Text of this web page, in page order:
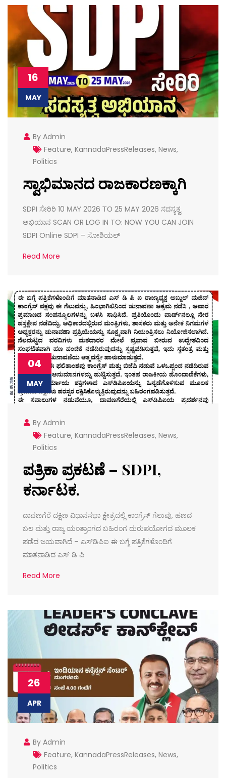
16
MAY
By Admin
Feature, KannadaPressReleases, News,
Politics
ಸ್ವಾಭಿಮಾನದ ರಾಜಕಾರಣಕ್ಕಾಗಿ
SDPI ಸೇರಿರಿ 10 ΜΑΥ 2026 ΤΟ 25 MAY 2026 ಸದಸ್ಯತ್ವ
ಅಭಿಯಾನ SCAN OR LOG IN TO: NOW YOU CAN JOIN
SDPI Online SDPI – ಸೋಶಿಯಲ್
Read More
04
MAY
By Admin
Feature, KannadaPressReleases, News,
Politics
ಪತ್ರಿಕಾ ಪ್ರಕಟಣೆ – SDPI,
ಕರ್ನಾಟಕ.
ದಾವಣಗೆರೆ ದಕ್ಷಿಣ ವಿಧಾನಸಭಾ ಕ್ಷೇತ್ರದಲ್ಲಿ ಕಾಂಗ್ರೆಸ್ ಗೆಲುವು, ಹಣದ
ಬಲ ಮತ್ತು ರಾಜ್ಯ ಯಂತ್ರಾಂಗದ ಬಹಿರಂಗ ದುರುಪಯೋಗದ ಮೂಲಕ
ಪಡೆದ ಜಯವಾಗಿದೆ – ಎಸ್‌ಡಿಪಿಐ ಈ ಬಗ್ಗೆ ಪತ್ರಿಕೆಗಳೊಂದಿಗೆ
ಮಾತನಾಡಿದ ಎಸ್ ಡಿ ಪಿ
Read More
26
APR
By Admin
Feature, KannadaPressReleases, News,
Politics